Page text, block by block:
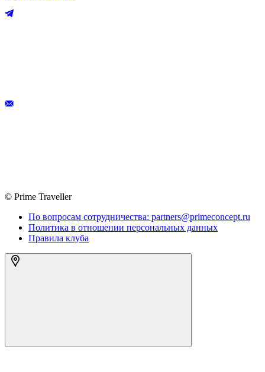
© Prime Traveller
По вопросам сотрудничества: partners@primeconcept.ru
Политика в отношении персональных данных
Правила клуба